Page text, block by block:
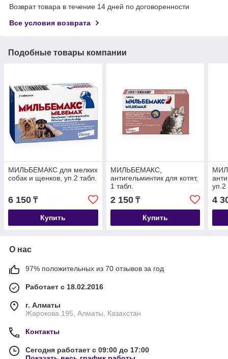
Возврат товара в течение 14 дней по договоренности
Все условия возврата
Подобные товары компании
МИЛЬБЕМАКС для мелких
собак и щенков, уп.2 табл.
6 150 ₸
Купить
МИЛЬБЕМАКС,
антигельминтик для котят,
1 табл.
2 150₸
Купить
уп.2
4
О нас
97% положительных из 70 отзывов за год
Работает с 18.02.2016
г. Алматы
Жарокова 195, Алматы, Казахстан
Контакты
Сегодня работает с 09:00 до 17:00